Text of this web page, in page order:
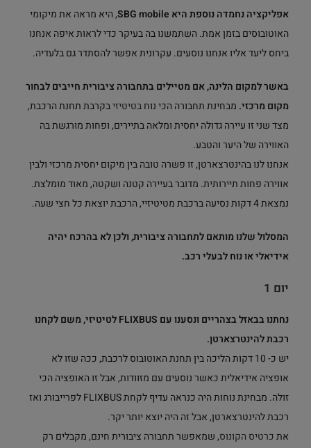
אפליקציה נחמדה נוספת היא SBG mobile
, היא מראה את מיקומי
האוטובוסים בזמן אמת. השתמשנו בה בעיקר כדי לראות איפה אנחנו
ביחס ליעד אליו אנחנו נוסעים. עקרונית אפשר להסתדר גם בלעדיה.
באשר למקום הלינה, אם מטיילים בתחבורה ציבורית חייבים לבחור
מקום מרכזי. מבחינת תחבורה הכי נוחבטיטיזיבקרבת תחנת הרכבת,
מצד שני זו עיירה גדולה יחסית ומלאה בתיירים, ופחות מורגשת בה
האווירה של היער והטבע.
אנחנו לנו בהינטרצארטן, זו פשרה טובה בין מיקום יחסית מרכזי ולבין
אווירה פחות תיירותית. מדובר בעיירה קטנה ושקטה, מאוד מומלצת.
נמצאת 4 דקות נסיעה ברכבת מטיטיזיי, הרכבת יוצאת כל חצי שעה.
המסלול שלנו מותאם לתחבורה ציבורית, ולכן לא בהרכח יהיה
אידיאלי או נוח לבעלי רכב.
יום 1
נחתנו בבאזל בצהריים ונסענו עם FLIXBUS לטיטיזי, משם לקחנו
רכבת להינטרצארטן.
יש כ- 10 דקות הליכה בין תחנת האוטובוס לרכבת, ככה שזו לא
אופציה אידיאלית כאשר נוסעים עם מזוודות, אבל זו האופציה הכי
זולה. מבחינת נוחות היה כנראה עדיף לקחת FLIXBUS לפרייבורג ואז
רכבת להינטרצארטן, אבל זה היה יוצא יותר יקר.
אתכרטיס הקונוס, שמאפשר תחבורה ציבורית חינם, מקבלים רק